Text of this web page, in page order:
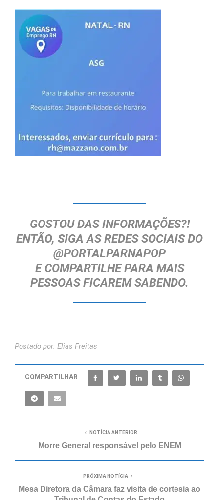
GOSTOU DAS INFORMAÇÕES?!
ENTÃO, SIGA AS REDES SOCIAIS DO
@PORTALPARNAPOP
ECOMPARTILHEPARA MAIS
PESSOAS FICAREM SABENDO.
Postado por: Elias Freitas
COMPARTILHAR
NOTÍCIA ANTERIOR
Morre General responsável pelo ENEM
PRÓXIMA NOTÍCIA
Mesa Diretora da Câmara faz visita de cortesia ao